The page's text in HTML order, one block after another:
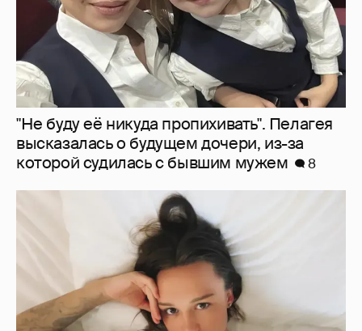
"Не буду её никуда пропихивать". Пелагея
высказалась о будущем дочери, из-за
которой судилась с бывшим мужем
8